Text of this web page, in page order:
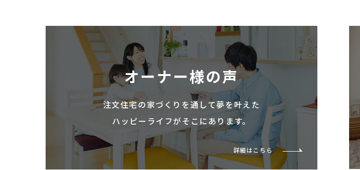
オーナー様の声
注文住宅の家づくりを通して夢を叶えた
ハッピーライフがそこにあります。
詳細はこちら